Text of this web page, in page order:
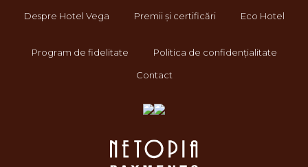
Despre Hotel Vega Premii și certificări Eco Hotel
Program de fidelitate Politica de confidențialitate
Contact